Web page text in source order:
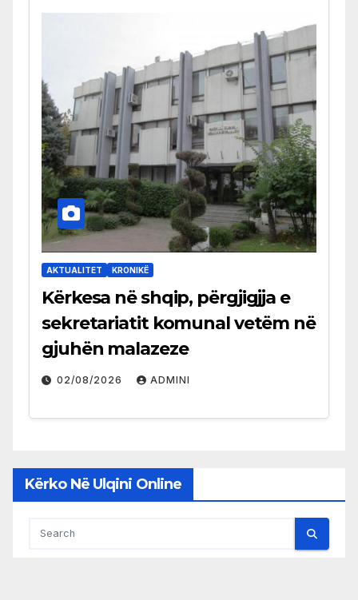
AKTUALITET KRONIKË
Kërkesa në shqip, përgjigjja e
sekretariatit komunal vetëm në
gjuhën malazeze
02/08/2026 ADMINI
Kërko Në Ulqini Online